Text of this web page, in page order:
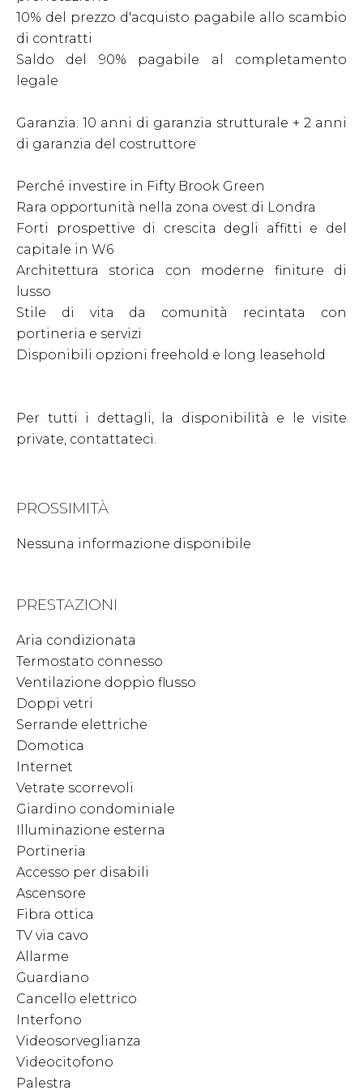
10% del prezzo d'acquisto pagabile allo scambio
di contratti
Saldo del 90% pagabile al completamento
legale
Garanzia: 10 anni di garanzia strutturale + 2 anni
di garanzia del costruttore
Perché investire in Fifty Brook Green
Rara opportunità nella zona ovest di Londra
Forti prospettive di crescita degli affitti e del
capitale in W6
Architettura storica con moderne finiture di
lusso
Stile di vita da comunità recintata con
portineria e servizi
Disponibili opzioni freehold e long leasehold
Per tutti i dettagli, la disponibilità e le visite
private, contattateci.
PROSSIMITÀ
Nessuna informazione disponibile
PRESTAZIONI
Aria condizionata
Termostato connesso
Ventilazione doppio flusso
Doppi vetri
Serrande elettriche
Domotica
Internet
Vetrate scorrevoli
Giardino condominiale
Illuminazione esterna
Portineria
Accesso per disabili
Ascensore
Fibra ottica
TV via cavo
Allarme
Guardiano
Cancello elettrico
Interfono
Videosorveglianza
Videocitofono
Palestra